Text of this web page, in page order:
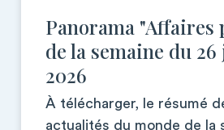
Panorama "Affaires
de la semaine du
2026
À télécharger, le résumé
actualités du monde de la